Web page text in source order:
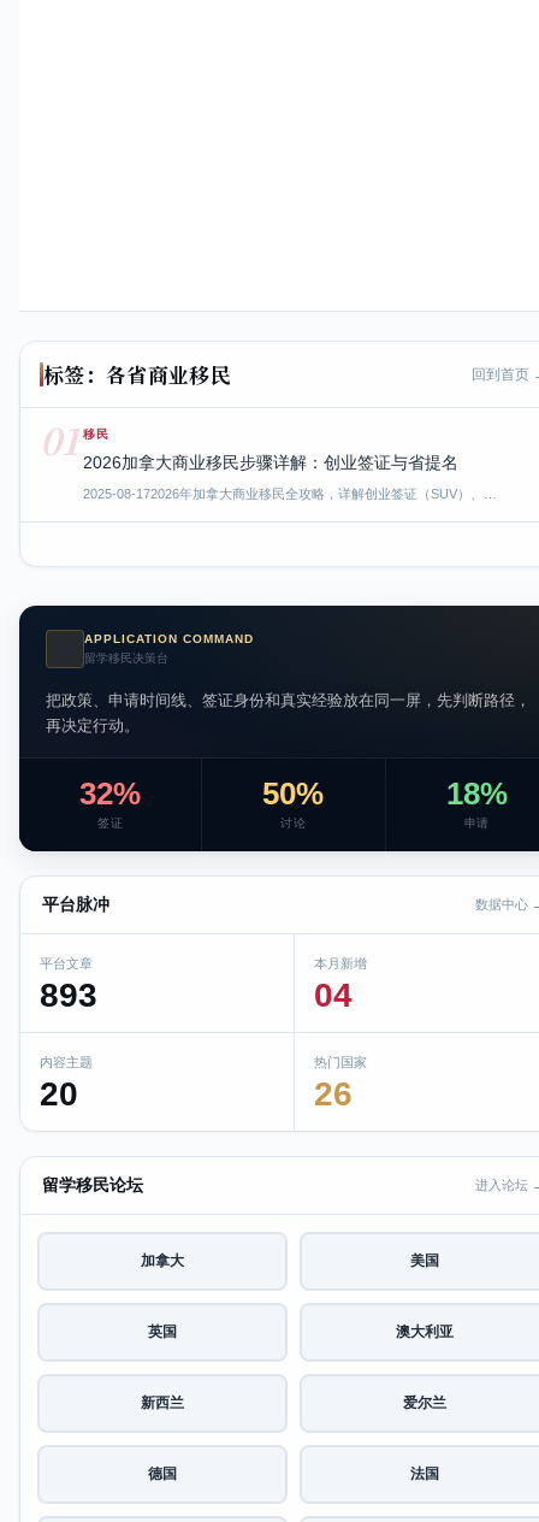
标签：各省商业移民 回到首页
01 移民
2026加拿大商业移民步骤详解：创业签证与省提名
2025-08-172026年加拿大商业移民全攻略，详解创业签证（SUV）、…
APPLICATION COMMAND
留学移民决策台
把政策、申请时间线、签证身份和真实经验放在同一屏，先判断路径，
再决定行动。
32%
签证
50%
讨论
18%
申请
平台脉冲 数据中心
平台文章
893
本月新增
04
内容主题
20
热门国家
26
留学移民论坛 进入论坛
加拿大 美国
英国 澳大利亚
新西兰 爱尔兰
德国 法国